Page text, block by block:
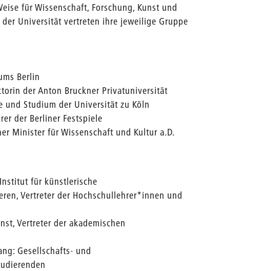
für Wissenschaft, Forschung, Kunst und
Universität vertreten ihre jeweilige Gruppe
Berlin
der Anton Bruckner Privatuniversität
und Studium der Universität zu Köln
der Berliner Festspiele
Minister für Wissenschaft und Kultur a.D.
für künstlerische
Vertreter der Hochschullehrer*innen und
Vertreter der akademischen
Gesellschafts- und